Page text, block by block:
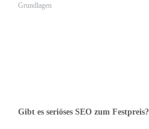
Grundlagen
Gibt es seriöses SEO zum Festpreis?